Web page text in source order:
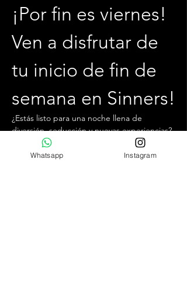
¡Por fin es viernes!
Ven a disfrutar de
tu inicio de fin de
semana en Sinners!
¿Estás listo para una noche llena de
diversión, seducción y nuevas experiencias?
Te invitamos a unirte a nosotros cada
viernes por la noche, desde las 22:30 hrs
Whatsapp Instagram